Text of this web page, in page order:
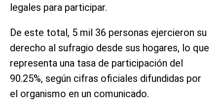
legales para participar.
De este total, 5 mil 36 personas ejercieron su
derecho al sufragio desde sus hogares, lo que
representa una tasa de participación del
90.25%, según cifras oficiales difundidas por
el organismo en un comunicado.